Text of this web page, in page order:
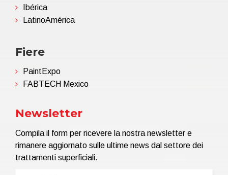
Ibérica
LatinoAmérica
Fiere
PaintExpo
FABTECH Mexico
Newsletter
Compila il form per ricevere la nostra newsletter e
rimanere aggiornato sulle ultime news dal settore dei
trattamenti superficiali.